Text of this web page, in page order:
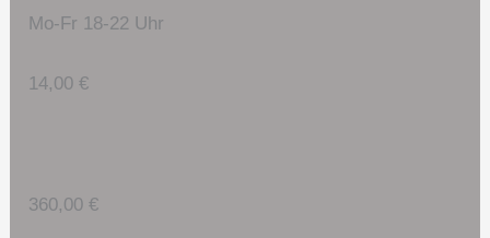
Mo-Fr 18-22 Uhr
14,00 €
360,00 €